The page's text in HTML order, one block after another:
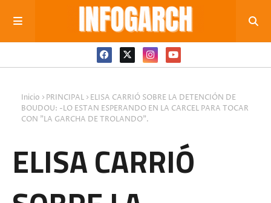
Inicio PRINCIPAL
ELISA CARRIÓ SOBRE LA DETENCIÓN DE
BOUDOU: -LO ESTAN ESPERANDO EN LA CARCEL PARA TOCAR
CON "LA GARCHA DE TROLANDO".
ELISA CARRIÓ